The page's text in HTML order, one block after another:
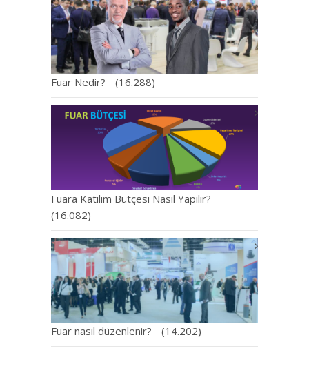
Fuar Nedir? (16.288)
Fuara Katılım Bütçesi Nasıl Yapılır?
(16.082)
Fuar nasıl düzenlenir? (14.202)